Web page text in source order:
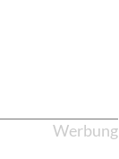
Werbung